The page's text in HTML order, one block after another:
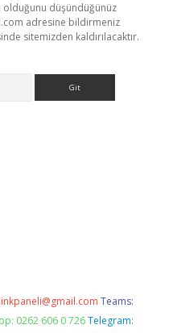
olduğunu düşündüğünüz
adresine bildirmeniz
sitemizden kaldırılacaktır.
Teams:
0262 606 0 726 Telegram: